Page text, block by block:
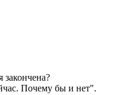
закончена?
Почему бы и нет".